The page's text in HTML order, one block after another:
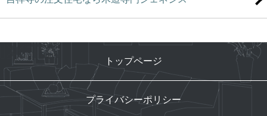
トップページ
プライバシーポリシー